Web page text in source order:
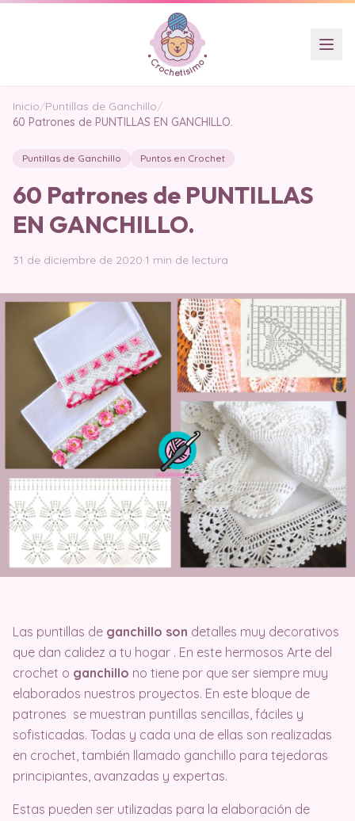
Inicio/Puntillas de Ganchillo/
60 Patrones de PUNTILLAS EN GANCHILLO.
Puntillas de Ganchillo Puntos en Crochet
60 Patrones de PUNTILLAS
EN GANCHILLO.
31 de diciembre de 2020·1 min de lectura
Las puntillas de ganchillo son detalles muy decorativos
que dan calidez a tu hogar . En este hermosos Arte del
crochet o ganchillo no tiene por que ser siempre muy
elaborados nuestros proyectos. En este bloque de
patrones se muestran puntillas sencillas, fáciles y
sofisticadas. Todas y cada una de ellas son realizadas
en crochet, también llamado ganchillo para tejedoras
principiantes, avanzadas y expertas.
Estas pueden ser utilizadas para la elaboración de